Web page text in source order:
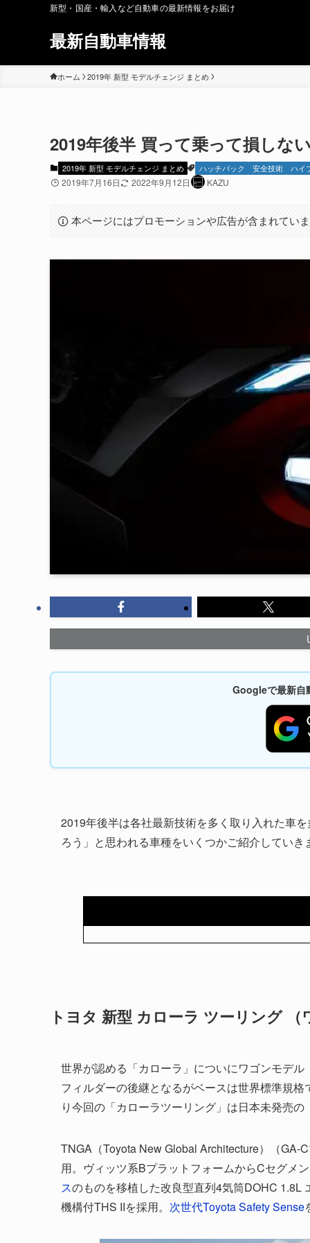
新型・国産・輸入など自動車の最新情報をお届け
最新自動車情報
ホーム 2019年 新型 モデルチェンジ まとめ
2019年後半 買って乗って損しな
2019年 新型 モデルチェンジ まとめ ハッチバック 安全技術 ハイ
2019年7月16日 2022年9月12日 KAZU
本ページにはプロモーションや広告が含まれてい
Googleで最新自
2019年後半は各社最新技術を多く取り入れた車
ろう」と思われる車種をいくつかご紹介していき
トヨタ 新型 カローラ ツーリング （
世界が認める「カローラ」についにワゴンモデ
フィルダーの後継となるがベースは世界標準規格
り今回の「カローラツーリング」は日本未発売の
TNGA（Toyota New Global Architecture）（GA-
用。ヴィッツ系BプラットフォームからCセグメ
スのものを移植した改良型直列4気筒DOHC
機構付THS IIを採用。 次世代Toyota Safety Sense